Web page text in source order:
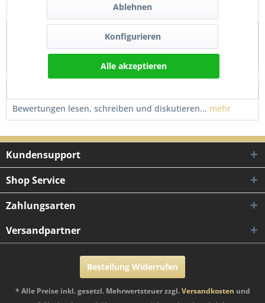
Die 6V Zündspule ist ein essenzielles Bauteil für eine
zuverlässige Zündung und optimale...
Bewertungen lesen, schreiben und diskutieren... mehr
Kundensupport
Shop Service
Zahlungsarten
Versandpartner
Bestellung Widerrufen
* Alle Preise inkl. gesetzl. Mehrwertsteuer zzgl.Versandkosten und
Ablehnen
Konfigurieren
Alle akzeptieren